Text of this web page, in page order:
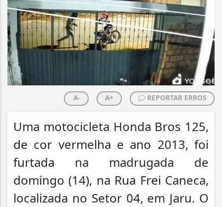
A- A+ REPORTAR ERROS
Uma motocicleta Honda Bros 125,
de cor vermelha e ano 2013, foi
furtada na madrugada de
domingo (14), na Rua Frei Caneca,
localizada no Setor 04, em Jaru. O